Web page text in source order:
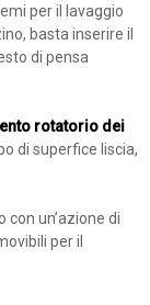
per il lavaggio
basta inserire il
di pensa
rotatorio dei
di superfice liscia,
un’azione di
per il